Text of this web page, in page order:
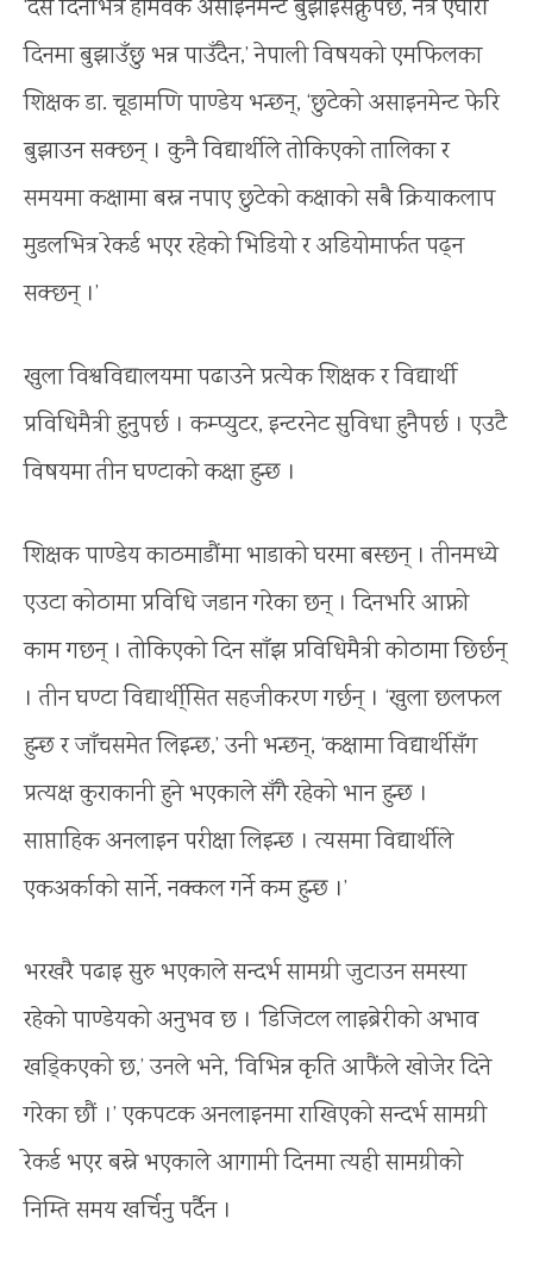
‘दस दिनभित्र होमवर्क असाइनमेन्ट बुझाइसक्नुपर्छ, नत्र एघारौं
दिनमा बुझाउँछु भन्न पाउँदैन,’ नेपाली विषयको एमफिलका
शिक्षक डा. चूडामणि पाण्डेय भन्छन्, ‘छुटेको असाइनमेन्ट फेरि
बुझाउन सक्छन् । कुनै विद्यार्थीले तोकिएको तालिका र
समयमा कक्षामा बस्न नपाए छुटेको कक्षाको सबै क्रियाकलाप
मुडलभित्र रेकर्ड भएर रहेको भिडियो र अडियोमार्फत पढ्न
सक्छन् ।’
खुला विश्वविद्यालयमा पढाउने प्रत्येक शिक्षक र विद्यार्थी
प्रविधिमैत्री हुनुपर्छ । कम्प्युटर, इन्टरनेट सुविधा हुनैपर्छ । एउटै
विषयमा तीन घण्टाको कक्षा हुन्छ ।
शिक्षक पाण्डेय काठमाडौंमा भाडाको घरमा बस्छन् । तीनमध्ये
एउटा कोठामा प्रविधि जडान गरेका छन् । दिनभरि आफ्नो
काम गछन् । तोकिएको दिन साँझ प्रविधिमैत्री कोठामा छिर्छन्
। तीन घण्टा विद्यार्थी्सित सहजीकरण गर्छन् । ‘खुला छलफल
हुन्छ र जाँचसमेत लिइन्छ,’ उनी भन्छन्, ‘कक्षामा विद्यार्थीसँग
प्रत्यक्ष कुराकानी हुने भएकाले सँगै रहेको भान हुन्छ ।
साप्ताहिक अनलाइन परीक्षा लिइन्छ । त्यसमा विद्यार्थीले
एकअर्काको सार्ने, नक्कल गर्ने कम हुन्छ ।’
भरखरै पढाइ सुरु भएकाले सन्दर्भ सामग्री जुटाउन समस्या
रहेको पाण्डेयको अनुभव छ । ‘डिजिटल लाइब्रेरीको अभाव
खड्किएको छ,’ उनले भने, ‘विभिन्न कृति आफैंले खोजेर दिने
गरेका छौं ।’ एकपटक अनलाइनमा राखिएको सन्दर्भ सामग्री
रेकर्ड भएर बस्ने भएकाले आगामी दिनमा त्यही सामग्रीको
निम्ति समय खर्चिनु पर्दैन ।